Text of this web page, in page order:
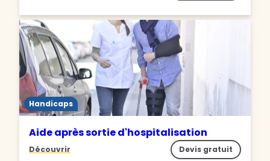
Handicaps
Aide après sortie d'hospitalisation
Découvrir Devis gratuit